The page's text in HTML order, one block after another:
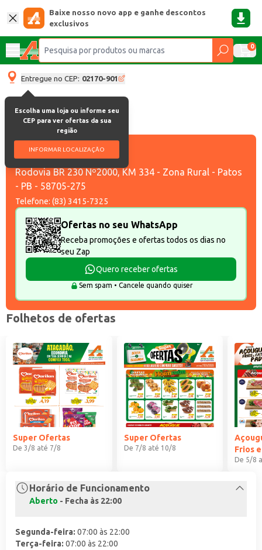
Baixe nosso novo app e ganhe descontos
exclusivos
0
Entregue no CEP: 02170-901
Escolha uma loja ou informe seu
CEP para ver ofertas da sua
região
INFORMAR LOCALIZAÇÃO
Atacadão Patos
Folhetos de ofertas
Super Ofertas
De 3/8 até 7/8
Super Ofertas
De 7/8 até 10/8
Frios
De 5/8
Patos
Rodovia BR 230 Nº2000,KM 334 - Zona Rural - Patos
- PB - 58705-275
Telefone: (83) 3415-7325
Ofertas no seu WhatsApp
Receba promoções e ofertas todos os dias no
seu Zap
Quero receber ofertas
Sem spam • Cancele quando quiser
Horário de Funcionamento
Aberto - Fecha às 22:00
Segunda-feira: 07:00 às 22:00
Terça-feira: 07:00 às 22:00